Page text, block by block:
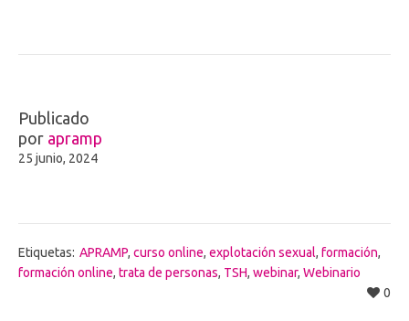
Publicado
por apramp
25 junio, 2024
Etiquetas: APRAMP, curso online, explotación sexual, formación,
formación online, trata de personas, TSH, webinar, Webinario
0